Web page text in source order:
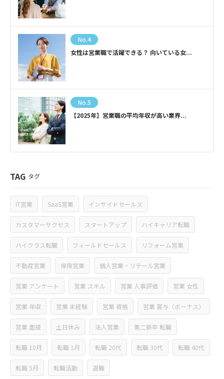
No.4
女性は営業職で活躍できる？ 向いている女...
No.5
【2025年】営業職の平均年収が高い業界...
TAG タグ
IT営業 SaaS営業 インサイドセールス
カスタマーサクセス スタートアップ ハイキャリア転職
ハイクラス転職 フィールドセールス リフォーム営業
不動産営業 保険営業 個人営業・リテール営業
営業 アンケート 営業 スキル 営業 人事評価 営業 女性
営業 年収 営業 未経験 営業 資格 営業 賞与（ボーナス）
営業 面接 土日休み 法人営業 第二新卒 転職
転職 10月 転職 1月 転職 20代 転職 30代 転職 40代
転職 5月 転職活動 退職